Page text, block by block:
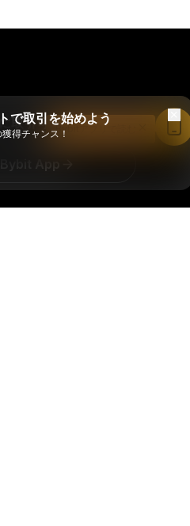
取引可能！
App
で取引を始めよう
得チャンス！Bybitアプリで読む